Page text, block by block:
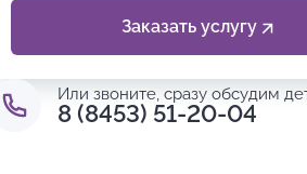
Заказать услугу
Или звоните, сразу обсудим
8 (8453) 51-20-04